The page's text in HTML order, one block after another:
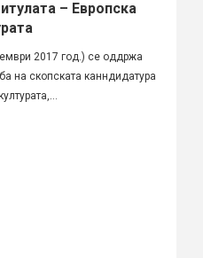
– Европска
2017 год.) се оддржа
на скопската канндидатура